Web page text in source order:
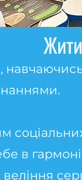
в
веління